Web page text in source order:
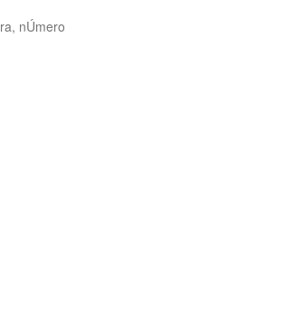
nÚmero